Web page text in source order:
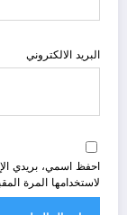
البريد الالكتروني
احفظ اسمي، بريدي
لاستخدامها المرة